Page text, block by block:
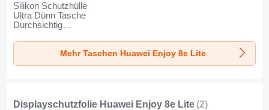
Silikon Schutzhülle
Ultra Dünn Tasche
Durchsichtig
Huawei Enjoy 8e
Mehr Taschen Huawei Enjoy 8e Lite
Displayschutzfolie Huawei Enjoy 8e Lite (2)